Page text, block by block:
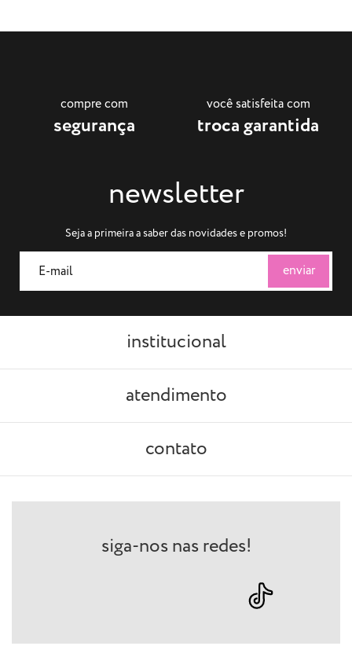
compre com
segurança
você satisfeita com
troca garantida
newsletter
Seja a primeira a saber das novidades e promos!
institucional
atendimento
contato
siga-nos nas redes!